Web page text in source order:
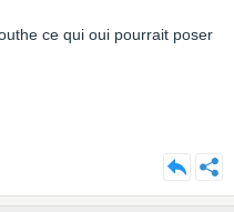
ce qui oui pourrait poser